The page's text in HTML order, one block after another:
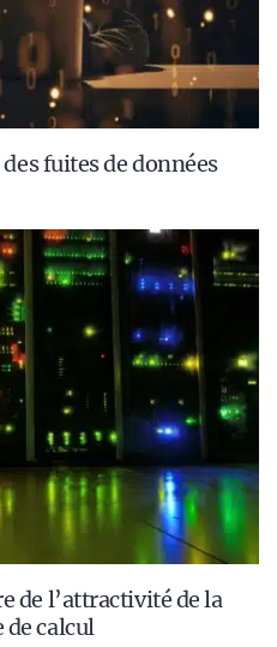
fuites de données
de l’attractivité de la
de calcul